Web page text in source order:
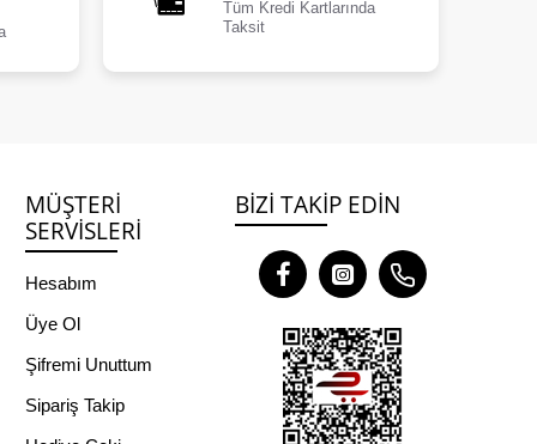
Tüm Kredi Kartlarında
Taksit
MÜŞTERI
SERVISLERI
Hesabım
Üye Ol
Şifremi Unuttum
Sipariş Takip
BIZI TAKIP EDIN